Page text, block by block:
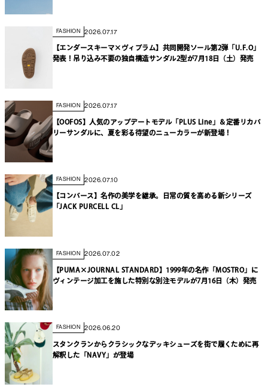
FASHION 2026.07.17
【エンダースキーマ×ヴィブラム】共同開発ソール第2弾「U.F.O」
発表！吊り込み不要の独自構造サンダル2型が7月18日（土）発売
FASHION 2026.07.17
【OOFOS】人気のアップデートモデル「PLUS Line」＆定番リカバ
リーサンダルに、夏を彩る待望のニューカラーが新登場！
FASHION 2026.07.10
【コンバース】名作の美学を継承。日常の質を高める新シリーズ
「JACK PURCELL CL」
FASHION 2026.07.02
【PUMA×JOURNAL STANDARD】1999年の名作「MOSTRO」に
ヴィンテージ加工を施した特別な別注モデルが7月16日（木）発売
FASHION 2026.06.20
スタンクランからクラシックなデッキシューズを街で履くために再
解釈した「NAVY」が登場